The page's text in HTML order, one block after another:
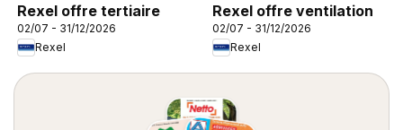
Rexel offre tertiaire
02/07 - 31/12/2026
Rexel
Rexel offre ventilation
02/07 - 31/12/2026
Rexel